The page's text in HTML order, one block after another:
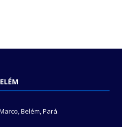
Belém, Pará.